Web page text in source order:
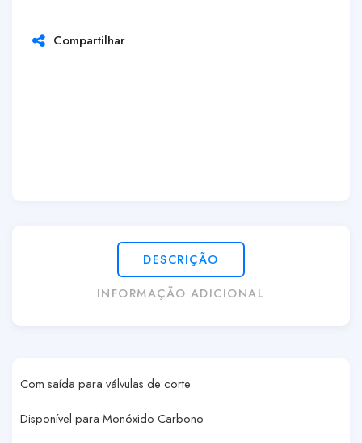
Compartilhar
DESCRIÇÃO
INFORMAÇÃO ADICIONAL
Com saída para válvulas de corte
Disponível para Monóxido Carbono